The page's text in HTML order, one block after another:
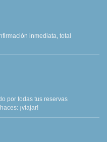
inmediata, total
por todas tus reservas
¡viajar!